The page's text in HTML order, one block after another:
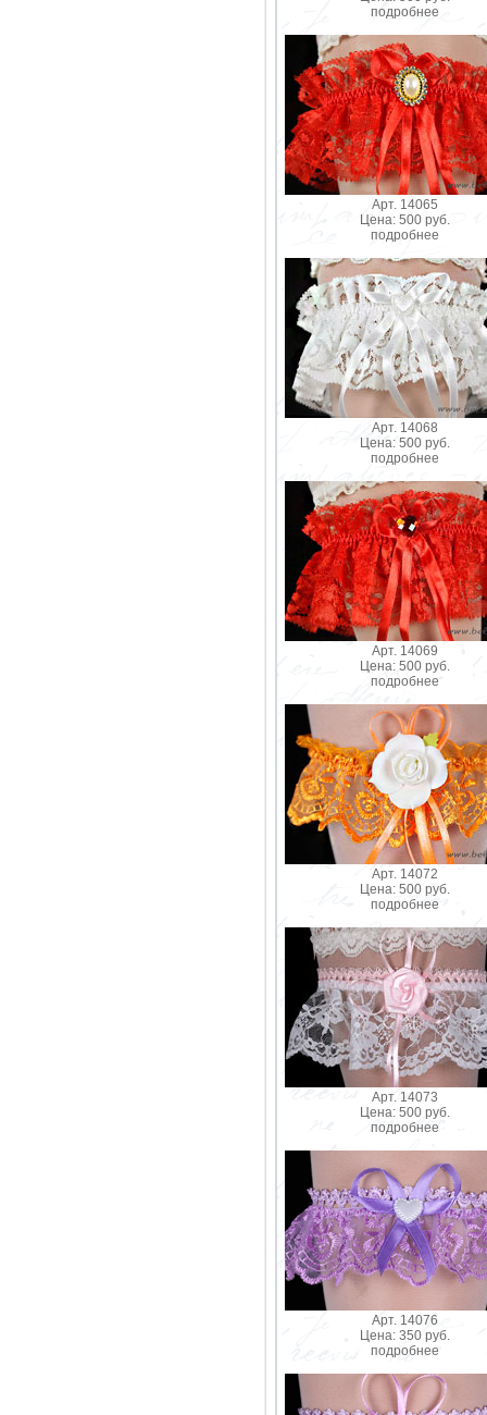
подробнее
Арт. 14065
Цена: 500 руб.
подробнее
Арт. 14068
Цена: 500 руб.
подробнее
Арт. 14069
Цена: 500 руб.
подробнее
Арт. 14072
Цена: 500 руб.
подробнее
Арт. 14073
Цена: 500 руб.
подробнее
Арт. 14076
Цена: 350 руб.
подробнее